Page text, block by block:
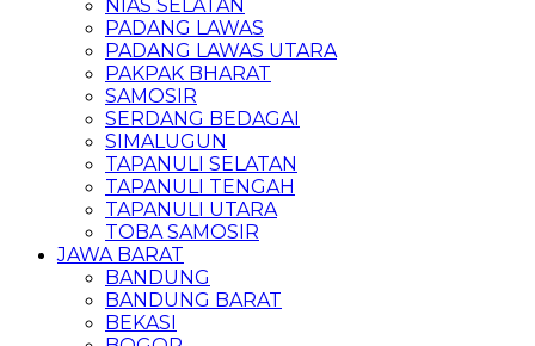
NIAS SELATAN
PADANG LAWAS
PADANG LAWAS UTARA
PAKPAK BHARAT
SAMOSIR
SERDANG BEDAGAI
SIMALUGUN
TAPANULI SELATAN
TAPANULI TENGAH
TAPANULI UTARA
TOBA SAMOSIR
JAWA BARAT
BANDUNG
BANDUNG BARAT
BEKASI